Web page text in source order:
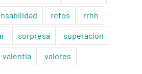
retos rrhh
sorpresa superacion
valentia valores